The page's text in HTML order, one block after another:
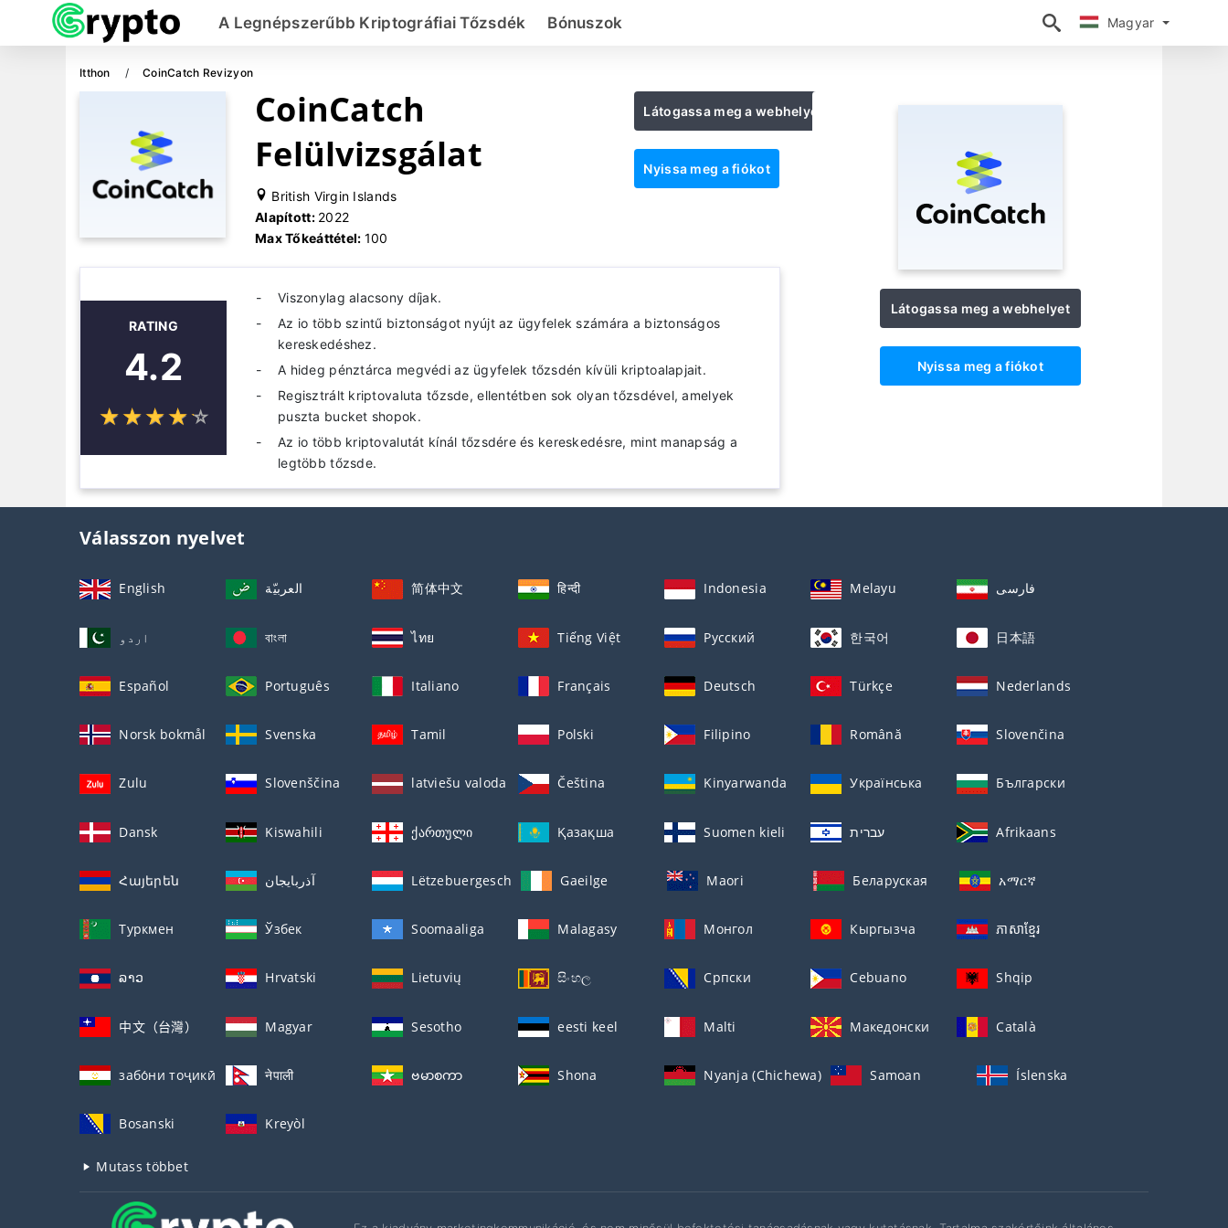
Magyar
A Legnépszerűbb Kriptográfiai Tőzsdék Bónuszok Magyar
Itthon CoinCatch Revizyon
CoinCatch
Felülvizsgálat
British Virgin Islands
Alapított: 2022
Max Tőkeáttétel: 100
Látogassa meg a webhelyet
Nyissa meg a fiókot
RATING
4.2
☆☆☆☆☆
★★★★★
Viszonylag alacsony díjak.
Az io több szintű biztonságot nyújt az ügyfelek számára a biztonságos
kereskedéshez.
A hideg pénztárca megvédi az ügyfelek tőzsdén kívüli kriptoalapjait.
Regisztrált kriptovaluta tőzsde, ellentétben sok olyan tőzsdével, amelyek
puszta bucket shopok.
Az io több kriptovalutát kínál tőzsdére és kereskedésre, mint manapság a
legtöbb tőzsde.
Látogassa meg a webhelyet
Nyissa meg a fiókot
Válasszon nyelvet
English العربيّة 简体中文 हिन्दी Indonesia Melayu فارسی
اردو বাংলা ไทย Tiếng Việt Русский 한국어 日本語
Español Português Italiano Français Deutsch Türkçe Nederlands
Norsk bokmål Svenska Tamil Polski Filipino Română Slovenčina
Zulu Slovenščina latviešu valoda Čeština Kinyarwanda Українська Български
Dansk Kiswahili ქართული Қазақша Suomen kieli עברית Afrikaans
Հայերեն آذربايجان Lëtzebuergesch Gaeilge Maori Беларуская አማርኛ
Туркмен Ўзбек Soomaaliga Malagasy Монгол Кыргызча ភាសាខ្មែរ
ລາວ Hrvatski Lietuvių සිංහල Српски Cebuano Shqip
中文（台灣） Magyar Sesotho eesti keel Malti Македонски Català
забо́ни тоҷикӣ́ नेपाली ဗမာစကာ Shona Nyanja (Chichewa) Samoan Íslenska
Bosanski Kreyòl
Mutass többet